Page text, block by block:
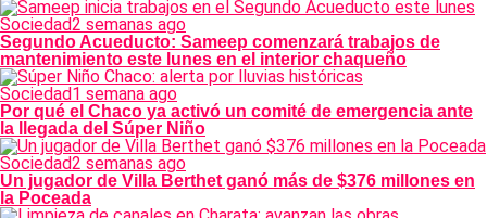
Sociedad2 semanas ago
Segundo Acueducto: Sameep comenzará trabajos de
mantenimiento este lunes en el interior chaqueño
Sociedad1 semana ago
Por qué el Chaco ya activó un comité de emergencia ante
la llegada del Súper Niño
Sociedad2 semanas ago
Un jugador de Villa Berthet ganó más de $376 millones en
la Poceada